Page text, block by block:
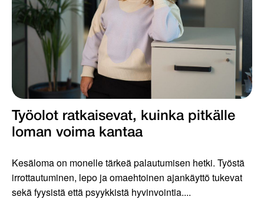
Työolot ratkaisevat, kuinka pitkälle
loman voima kantaa
Kesäloma on monelle tärkeä palautumisen hetki. Työstä
irrottautuminen, lepo ja omaehtoinen ajankäyttö tukevat
sekä fyysistä että psyykkistä hyvinvointia....